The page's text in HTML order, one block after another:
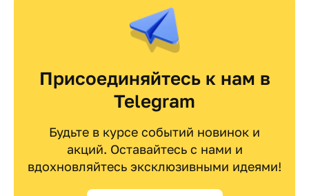
Присоединяйтесь к нам в
Telegram
Будьте в курсе событий новинок и
акций. Оставайтесь с нами и
вдохновляйтесь эксклюзивными идеями!